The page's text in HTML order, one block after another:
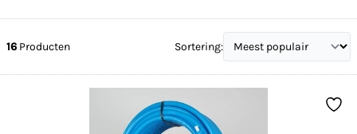
16 Producten Sortering: